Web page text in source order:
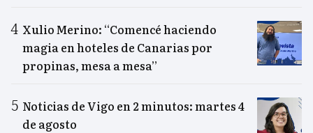
Xulio Merino: “Comencé haciendo
magia en hoteles de Canarias por
propinas, mesa a mesa”
Noticias de Vigo en 2 minutos: martes 4
de agosto